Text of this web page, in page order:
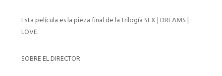
Esta película es la pieza final de la trilogía SEX | DREAMS |
LOVE.
SOBRE EL DIRECTOR